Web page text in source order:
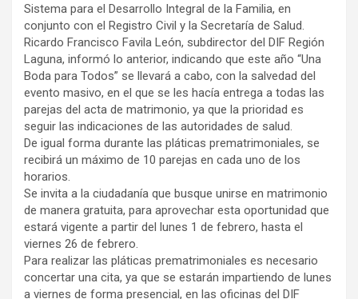
Sistema para el Desarrollo Integral de la Familia, en
conjunto con el Registro Civil y la Secretaría de Salud.
Ricardo Francisco Favila León, subdirector del DIF Región
Laguna, informó lo anterior, indicando que este año “Una
Boda para Todos” se llevará a cabo, con la salvedad del
evento masivo, en el que se les hacía entrega a todas las
parejas del acta de matrimonio, ya que la prioridad es
seguir las indicaciones de las autoridades de salud.
De igual forma durante las pláticas prematrimoniales, se
recibirá un máximo de 10 parejas en cada uno de los
horarios.
Se invita a la ciudadanía que busque unirse en matrimonio
de manera gratuita, para aprovechar esta oportunidad que
estará vigente a partir del lunes 1 de febrero, hasta el
viernes 26 de febrero.
Para realizar las pláticas prematrimoniales es necesario
concertar una cita, ya que se estarán impartiendo de lunes
a viernes de forma presencial, en las oficinas del DIF